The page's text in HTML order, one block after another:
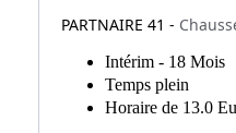
PARTNAIRE 41 -
Intérim - 18 Mois
Temps plein
Horaire de 13.0